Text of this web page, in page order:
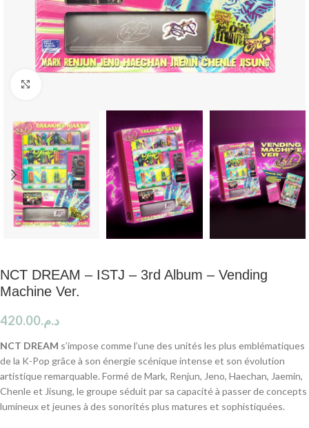
NCT DREAM – ISTJ – 3rd Album – Vending
Machine Ver.
د.م.420.00
NCT DREAM s’impose comme l’une des unités les plus emblématiques
de la K-Pop grâce à son énergie scénique intense et son évolution
artistique remarquable. Formé de Mark, Renjun, Jeno, Haechan, Jaemin,
Chenle et Jisung, le groupe séduit par sa capacité à passer de concepts
lumineux et jeunes à des sonorités plus matures et sophistiquées.